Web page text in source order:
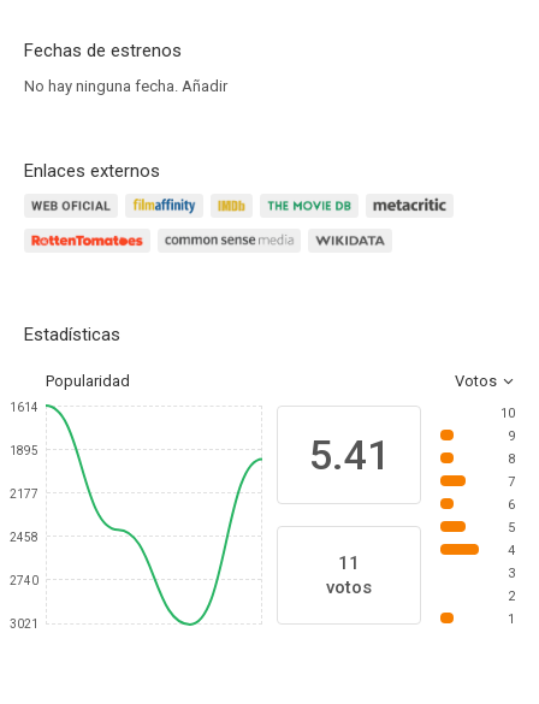
Fechas de estrenos
No hay ninguna fecha. Añadir
Enlaces externos
Estadísticas
Popularidad Votos
1614
1895
2177
2458
2740
3021
5.41
11
votos
10
9
8
7
6
5
4
3
2
1